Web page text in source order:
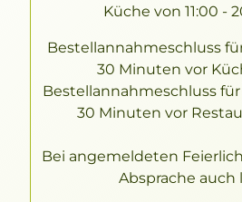
Küche von 11:00 -
Bestellannahmeschluss
30 Minuten vor
Bestellannahmeschluss
30 Minuten vor
Bei angemeldeten
Absprache auch